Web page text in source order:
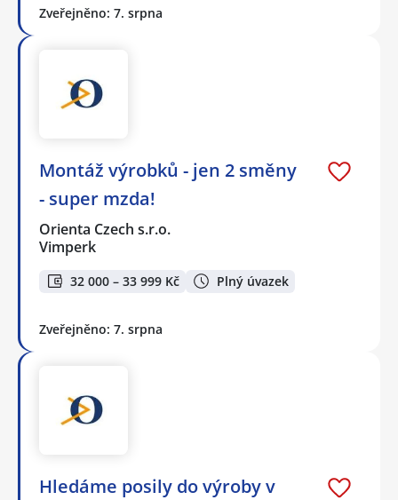
Zveřejněno: 7. srpna
Montáž výrobků - jen 2 směny
- super mzda!
Orienta Czech s.r.o.
Vimperk
32 000 – 33 999 Kč Plný úvazek
Zveřejněno: 7. srpna
Hledáme posily do výroby v